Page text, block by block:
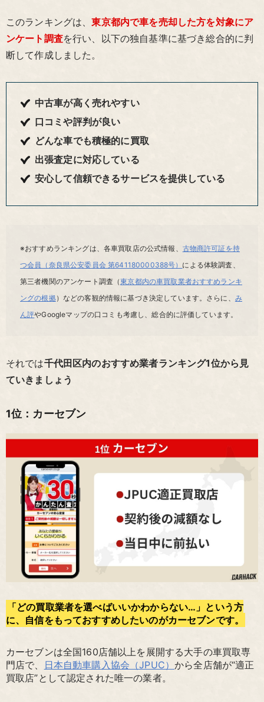
このランキングは、東京都内で車を売却した方を対象にア
ンケート調査を行い、以下の独自基準に基づき総合的に判
断して作成しました。
中古車が高く売れやすい
口コミや評判が良い
どんな車でも積極的に買取
出張査定に対応している
安心して信頼できるサービスを提供している
※おすすめランキングは、各車買取店の公式情報、 古物商許可証を持
つ会員（奈良県公安委員会 第641180000388号） による体験調査、
第三者機関のアンケート調査（東京都内の車買取業者おすすめランキ
ングの根拠）などの客観的情報に基づき決定しています。さらに、 み
ん評やGoogleマップの口コミも考慮し、総合的に評価しています。
それでは千代田区内のおすすめ業者ランキング1位から見
ていきましょう
1位：カーセブン
「どの買取業者を選べばいいかわからない…」という方
に、自信をもっておすすめしたいのがカーセブンです。
カーセブンは全国160店舗以上を展開する大手の車買取専
門店で、
日本自動車購入協会（JPUC）から全店舗が“適正
買取店”として認定された唯一の業者。